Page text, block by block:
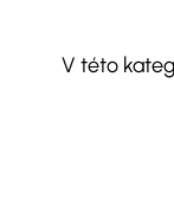
V této